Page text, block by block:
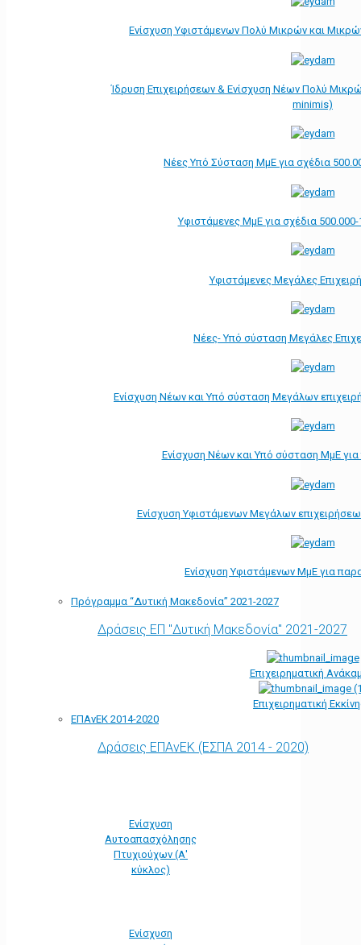
Ενίσχυση Υφιστάμενων Πολύ Μικρών και
Ίδρυση Επιχειρήσεων & Ενίσχυση Νέων Πολύ
minimis)
Νέες Υπό Σύσταση ΜμΕ για σχέδια
Υφιστάμενες ΜμΕ για σχέδια
Υφιστάμενες Μεγάλες
Νέες- Υπό σύσταση Μεγάλες
Ενίσχυση Νέων και Υπό σύσταση Μεγάλων
Ενίσχυση Νέων και Υπό σύσταση ΜμΕ
Ενίσχυση Υφιστάμενων Μεγάλων
Ενίσχυση Υφιστάμενων ΜμΕ για
Πρόγραμμα “Δυτική Μακεδονία” 2021-2027
Δράσεις ΕΠ "Δυτική Μακεδονία" 2021-2027
Επιχειρηματική
Επιχειρηματική
ΕΠΑνΕΚ 2014-2020
Δράσεις ΕΠΑνΕΚ (ΕΣΠΑ 2014 - 2020)
Ενίσχυση
Αυτοαπασχόλησης
Πτυχιούχων (Α'
κύκλος)
Ενίσχυση